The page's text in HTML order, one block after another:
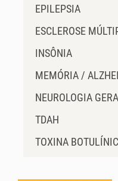
EPILEPSIA
ESCLEROSE
INSÔNIA
MEMÓRIA /
NEUROLOGIA
TDAH
TOXINA